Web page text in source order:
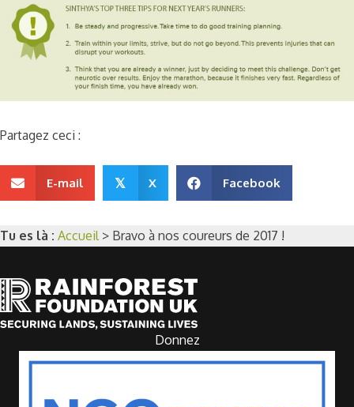
Partagez ceci :
E-mail 𝕏 X Facebook
Tu es là : Accueil > Bravo à nos coureurs de 2017 !
Donnez